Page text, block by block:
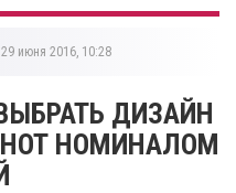
29 июня 2016, 10:28
ДИЗАЙН
НОМИНАЛОМ